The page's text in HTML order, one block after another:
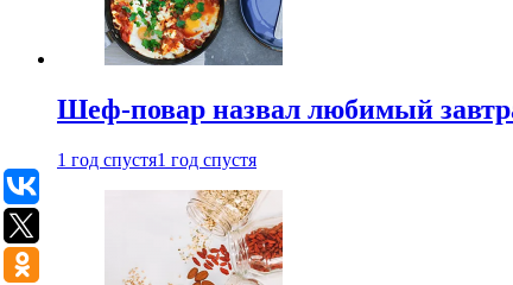
Шеф-повар назвал любимый
1 год спустя1 год спустя